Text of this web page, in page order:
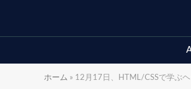
ホーム » 12月17日、HTML/CSSで学ぶ